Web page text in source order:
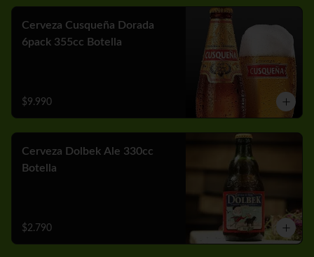
Cerveza Cusqueña Dorada
6pack 355cc Botella
$9.990
Cerveza Dolbek Ale 330cc
Botella
$2.790